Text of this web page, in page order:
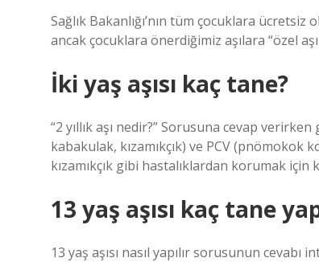
Sağlık Bakanlığı’nın tüm çocuklara ücretsiz
ancak çocuklara önerdiğimiz aşılara “özel
İki yaş aşısı kaç tane?
“2 yıllık aşı nedir?” Sorusuna cevap
kabakulak, kızamıkçık) ve PCV (pnömokok
kızamıkçık gibi hastalıklardan korumak için
13 yaş aşısı kaç tane
13 yaş aşısı nasıl yapılır sorusunun